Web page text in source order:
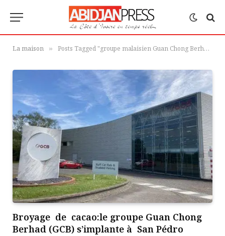
La maison » Posts Tagged "groupe malaisien Guan Chong Berhad (GCB)"
Broyage de cacao:le groupe Guan Chong
Berhad (GCB) s’implante à San Pédro